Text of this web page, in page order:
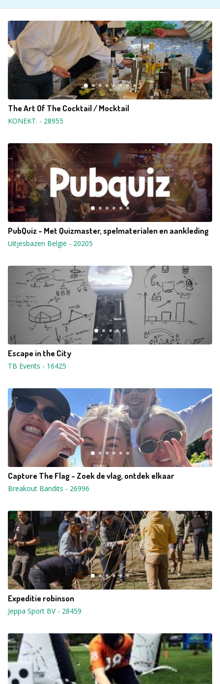
The Art Of The Cocktail / Mocktail
KONEKT. - 28955
PubQuiz - Met Quizmaster, spelmaterialen en aankleding
Uitjesbazen België - 20205
Escape in the City
TB Events - 16425
Capture The Flag - Zoek de vlag, ontdek elkaar
Breakout Bandits - 26996
Expeditie robinson
Jeppa Sport BV- 28459